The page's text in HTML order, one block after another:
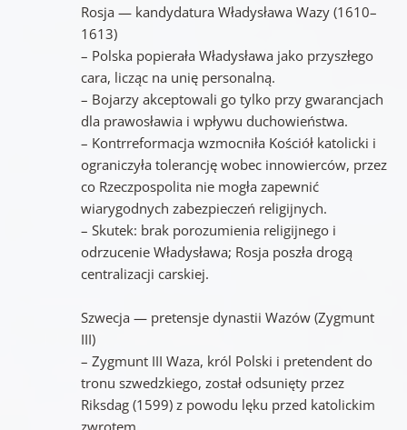
Rosja — kandydatura Władysława Wazy (1610–
1613)
– Polska popierała Władysława jako przyszłego
cara, licząc na unię personalną.
– Bojarzy akceptowali go tylko przy gwarancjach
dla prawosławia i wpływu duchowieństwa.
– Kontrreformacja wzmocniła Kościół katolicki i
ograniczyła tolerancję wobec innowierców, przez
co Rzeczpospolita nie mogła zapewnić
wiarygodnych zabezpieczeń religijnych.
– Skutek: brak porozumienia religijnego i
odrzucenie Władysława; Rosja poszła drogą
centralizacji carskiej.
Szwecja — pretensje dynastii Wazów (Zygmunt
III)
– Zygmunt III Waza, król Polski i pretendent do
tronu szwedzkiego, został odsunięty przez
Riksdag (1599) z powodu lęku przed katolickim
zwrotem.